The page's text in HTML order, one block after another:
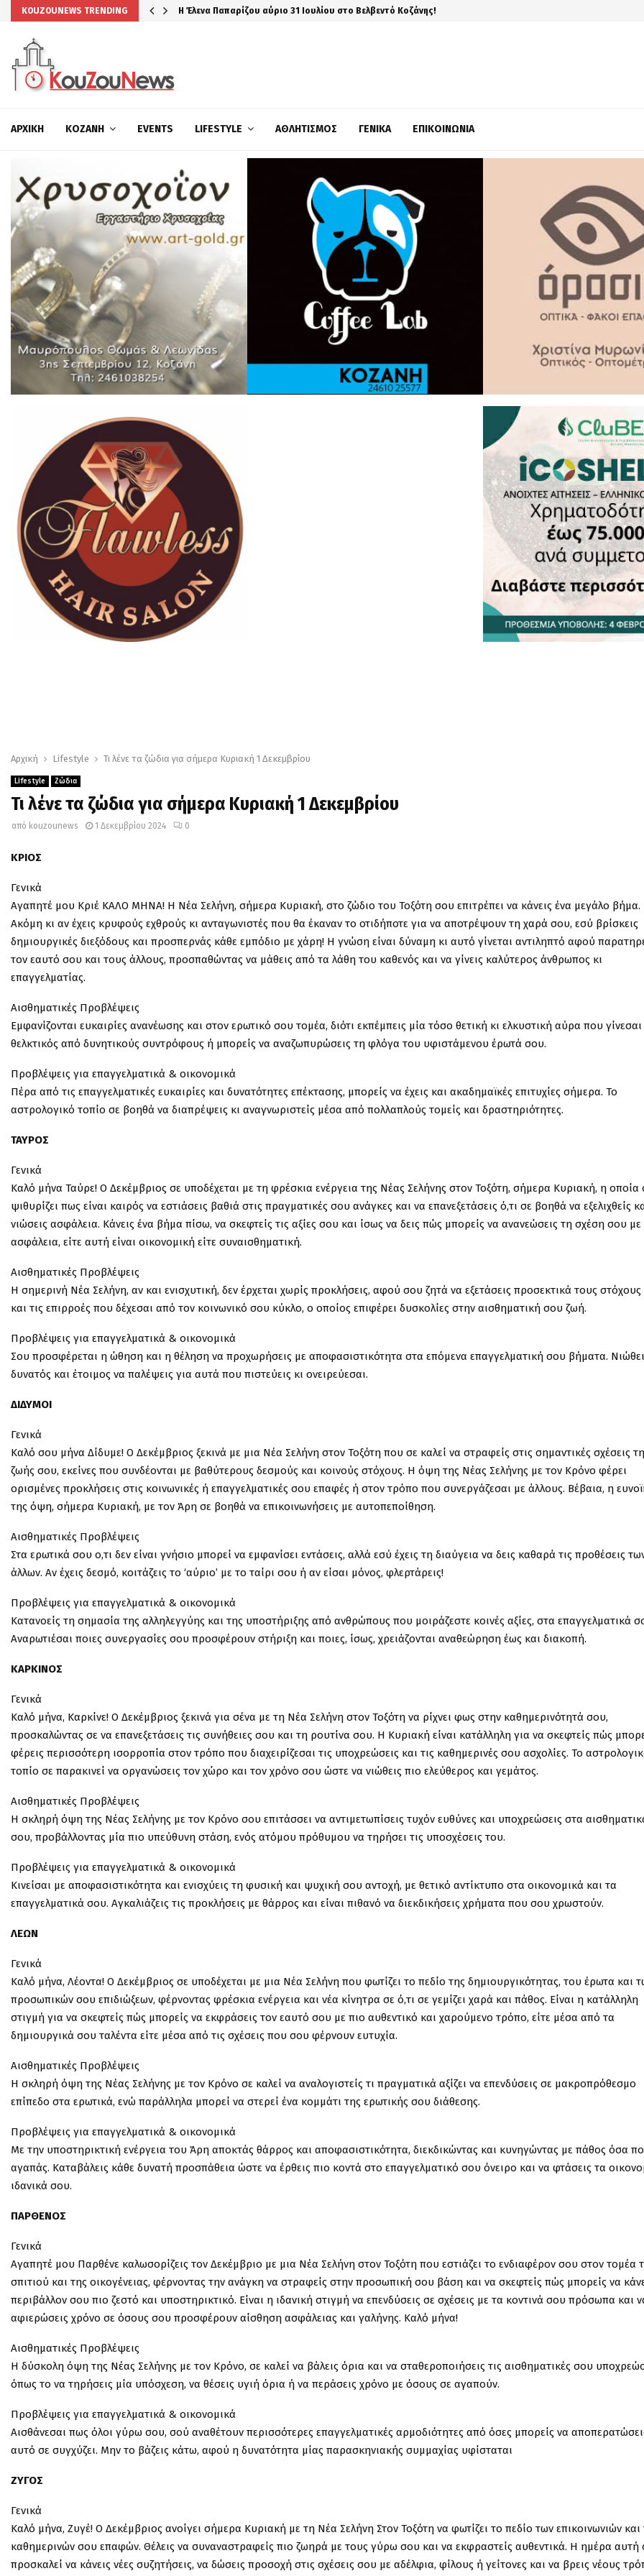
KOUZOUNEWS TRENDING Η Έλενα Παπαρίζου αύριο 31 Ιουλίου στο Βελβεντό Κοζάνης!
ΑΡΧΙΚΉ ΚΟΖΆΝΗ EVENTS LIFESTYLE ΑΘΛΗΤΙΣΜΌΣ ΓΕΝΙΚΆ ΕΠΙΚΟΙΝΩΝΊΑ
Αρχική Lifestyle Τι λένε τα ζώδια για σήμερα Κυριακή 1 Δεκεμβρίου
Lifestyle Ζώδια
Τι λένε τα ζώδια για σήμερα Κυριακή 1 Δεκεμβρίου
από kouzounews 1 Δεκεμβρίου 2024 0
ΚΡΙΟΣ
Γενικά
Αγαπητέ μου Κριέ ΚΑΛΟ ΜΗΝΑ! Η Νέα Σελήνη, σήμερα Κυριακή, στο ζώδιο του Τοξότη σου επιτρέπει να κάνεις ένα μεγάλο βήμα.
Ακόμη κι αν έχεις κρυφούς εχθρούς κι ανταγωνιστές που θα έκαναν το οτιδήποτε για να αποτρέψουν τη χαρά σου, εσύ βρίσκεις
δημιουργικές διεξόδους και προσπερνάς κάθε εμπόδιο με χάρη! Η γνώση είναι δύναμη κι αυτό γίνεται αντιληπτό αφού
τον εαυτό σου και τους άλλους, προσπαθώντας να μάθεις από τα λάθη του καθενός και να γίνεις καλύτερος άνθρωπος κι
επαγγελματίας.
Αισθηματικές Προβλέψεις
Εμφανίζονται ευκαιρίες ανανέωσης και στον ερωτικό σου τομέα, διότι εκπέμπεις μία τόσο θετική κι ελκυστική αύρα που γίνεσαι
θελκτικός από δυνητικούς συντρόφους ή μπορείς να αναζωπυρώσεις τη φλόγα του υφιστάμενου έρωτά σου.
Προβλέψεις για επαγγελματικά & οικονομικά
Πέρα από τις επαγγελματικές ευκαιρίες και δυνατότητες επέκτασης, μπορείς να έχεις και ακαδημαϊκές επιτυχίες σήμερα. Το
αστρολογικό τοπίο σε βοηθά να διαπρέψεις κι αναγνωριστείς μέσα από πολλαπλούς τομείς και δραστηριότητες.
ΤΑΥΡΟΣ
Γενικά
Καλό μήνα Ταύρε! Ο Δεκέμβριος σε υποδέχεται με τη φρέσκια ενέργεια της Νέας Σελήνης στον Τοξότη, σήμερα Κυριακή, η οποία
ψιθυρίζει πως είναι καιρός να εστιάσεις βαθιά στις πραγματικές σου ανάγκες και να επανεξετάσεις ό,τι σε βοηθά να εξελιχθείς
νιώσεις ασφάλεια. Κάνεις ένα βήμα πίσω, να σκεφτείς τις αξίες σου και ίσως να δεις πώς μπορείς να ανανεώσεις τη σχέση σου με
ασφάλεια, είτε αυτή είναι οικονομική είτε συναισθηματική.
Αισθηματικές Προβλέψεις
Η σημερινή Νέα Σελήνη, αν και ενισχυτική, δεν έρχεται χωρίς προκλήσεις, αφού σου ζητά να εξετάσεις προσεκτικά τους
και τις επιρροές που δέχεσαι από τον κοινωνικό σου κύκλο, ο οποίος επιφέρει δυσκολίες στην αισθηματική σου ζωή.
Προβλέψεις για επαγγελματικά & οικονομικά
Σου προσφέρεται η ώθηση και η θέληση να προχωρήσεις με αποφασιστικότητα στα επόμενα επαγγελματική σου βήματα.
δυνατός και έτοιμος να παλέψεις για αυτά που πιστεύεις κι ονειρεύεσαι.
ΔΙΔΥΜΟΙ
Γενικά
Καλό σου μήνα Δίδυμε! Ο Δεκέμβριος ξεκινά με μια Νέα Σελήνη στον Τοξότη που σε καλεί να στραφείς στις σημαντικές σχέσεις
ζωής σου, εκείνες που συνδέονται με βαθύτερους δεσμούς και κοινούς στόχους. Η όψη της Νέας Σελήνης με τον Κρόνο φέρει
ορισμένες προκλήσεις στις κοινωνικές ή επαγγελματικές σου επαφές ή στον τρόπο που συνεργάζεσαι με άλλους. Βέβαια, η
της όψη, σήμερα Κυριακή, με τον Άρη σε βοηθά να επικοινωνήσεις με αυτοπεποίθηση.
Αισθηματικές Προβλέψεις
Στα ερωτικά σου ο,τι δεν είναι γνήσιο μπορεί να εμφανίσει εντάσεις, αλλά εσύ έχεις τη διαύγεια να δεις καθαρά τις προθέσεις
άλλων. Αν έχεις δεσμό, κοιτάζεις το ‘αύριο’ με το ταίρι σου ή αν είσαι μόνος, φλερτάρεις!
Προβλέψεις για επαγγελματικά & οικονομικά
Κατανοείς τη σημασία της αλληλεγγύης και της υποστήριξης από ανθρώπους που μοιράζεστε κοινές αξίες, στα επαγγελματικά
Αναρωτιέσαι ποιες συνεργασίες σου προσφέρουν στήριξη και ποιες, ίσως, χρειάζονται αναθεώρηση έως και διακοπή.
ΚΑΡΚΙΝΟΣ
Γενικά
Καλό μήνα, Καρκίνε! Ο Δεκέμβριος ξεκινά για σένα με τη Νέα Σελήνη στον Τοξότη να ρίχνει φως στην καθημερινότητά σου,
προσκαλώντας σε να επανεξετάσεις τις συνήθειες σου και τη ρουτίνα σου. Η Κυριακή είναι κατάλληλη για να σκεφτείς πώς
φέρεις περισσότερη ισορροπία στον τρόπο που διαχειρίζεσαι τις υποχρεώσεις και τις καθημερινές σου ασχολίες. Το
τοπίο σε παρακινεί να οργανώσεις τον χώρο και τον χρόνο σου ώστε να νιώθεις πιο ελεύθερος και γεμάτος.
Αισθηματικές Προβλέψεις
Η σκληρή όψη της Νέας Σελήνης με τον Κρόνο σου επιτάσσει να αντιμετωπίσεις τυχόν ευθύνες και υποχρεώσεις στα
σου, προβάλλοντας μία πιο υπεύθυνη στάση, ενός ατόμου πρόθυμου να τηρήσει τις υποσχέσεις του.
Προβλέψεις για επαγγελματικά & οικονομικά
Κινείσαι με αποφασιστικότητα και ενισχύεις τη φυσική και ψυχική σου αντοχή, με θετικό αντίκτυπο στα οικονομικά και τα
επαγγελματικά σου. Αγκαλιάζεις τις προκλήσεις με θάρρος και είναι πιθανό να διεκδικήσεις χρήματα που σου χρωστούν.
ΛΕΩΝ
Γενικά
Καλό μήνα, Λέοντα! Ο Δεκέμβριος σε υποδέχεται με μια Νέα Σελήνη που φωτίζει το πεδίο της δημιουργικότητας, του έρωτα και
προσωπικών σου επιδιώξεων, φέρνοντας φρέσκια ενέργεια και νέα κίνητρα σε ό,τι σε γεμίζει χαρά και πάθος. Είναι η κατάλληλη
στιγμή για να σκεφτείς πώς μπορείς να εκφράσεις τον εαυτό σου με πιο αυθεντικό και χαρούμενο τρόπο, είτε μέσα από τα
δημιουργικά σου ταλέντα είτε μέσα από τις σχέσεις που σου φέρνουν ευτυχία.
Αισθηματικές Προβλέψεις
Η σκληρή όψη της Νέας Σελήνης με τον Κρόνο σε καλεί να αναλογιστείς τι πραγματικά αξίζει να επενδύσεις σε μακροπρόθεσμο
επίπεδο στα ερωτικά, ενώ παράλληλα μπορεί να στερεί ένα κομμάτι της ερωτικής σου διάθεσης.
Προβλέψεις για επαγγελματικά & οικονομικά
Με την υποστηρικτική ενέργεια του Άρη αποκτάς θάρρος και αποφασιστικότητα, διεκδικώντας και κυνηγώντας με πάθος όσα
αγαπάς. Καταβάλεις κάθε δυνατή προσπάθεια ώστε να έρθεις πιο κοντά στο επαγγελματικό σου όνειρο και να φτάσεις τα
ιδανικά σου.
ΠΑΡΘΕΝΟΣ
Γενικά
Αγαπητέ μου Παρθένε καλωσορίζεις τον Δεκέμβριο με μια Νέα Σελήνη στον Τοξότη που εστιάζει το ενδιαφέρον σου στον τομέα
σπιτιού και της οικογένειας, φέρνοντας την ανάγκη να στραφείς στην προσωπική σου βάση και να σκεφτείς πώς μπορείς να
περιβάλλον σου πιο ζεστό και υποστηρικτικό. Είναι η ιδανική στιγμή να επενδύσεις σε σχέσεις με τα κοντινά σου πρόσωπα και
αφιερώσεις χρόνο σε όσους σου προσφέρουν αίσθηση ασφάλειας και γαλήνης. Καλό μήνα!
Αισθηματικές Προβλέψεις
Η δύσκολη όψη της Νέας Σελήνης με τον Κρόνο, σε καλεί να βάλεις όρια και να σταθεροποιήσεις τις αισθηματικές σου
όπως το να τηρήσεις μία υπόσχεση, να θέσεις υγιή όρια ή να περάσεις χρόνο με όσους σε αγαπούν.
Προβλέψεις για επαγγελματικά & οικονομικά
Αισθάνεσαι πως όλοι γύρω σου, σού αναθέτουν περισσότερες επαγγελματικές αρμοδιότητες από όσες μπορείς να
αυτό σε συγχύζει. Μην το βάζεις κάτω, αφού η δυνατότητα μίας παρασκηνιακής συμμαχίας υφίσταται
ΖΥΓΟΣ
Γενικά
Καλό μήνα, Ζυγέ! Ο Δεκέμβριος ανοίγει σήμερα Κυριακή με τη Νέα Σελήνη Στον Τοξότη να φωτίζει το πεδίο των επικοινωνιών και
καθημερινών σου επαφών. Θέλεις να συναναστραφείς πιο ζωηρά με τους γύρω σου και να εκφραστείς αυθεντικά. Η ημέρα αυτή
προσκαλεί να κάνεις νέες συζητήσεις, να δώσεις προσοχή στις σχέσεις σου με αδέλφια, φίλους ή γείτονες και να βρεις νέους